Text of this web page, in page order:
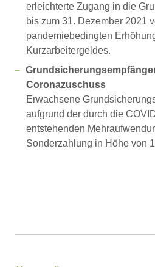
erleichterte Zugang in die
bis zum 31. Dezember 2021
pandemiebedingten
Kurzarbeitergeldes.
Coronazuschuss
Erwachsene
aufgrund der durch die
entstehenden
Sonderzahlung in Höhe von